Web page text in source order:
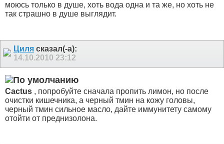
моюсь только в душе, хоть вода одна и та же, но хоть не
так страшно в душе выглядит.
Циля сказал(-а):
14.10.2010 23:12
Cactus , попробуйте сначала пропить лимон, но после
очистки кишечника, а черный тмин на кожу головы,
черный тмин сильное масло, дайте иммунитету самому
отойти от преднизолона.